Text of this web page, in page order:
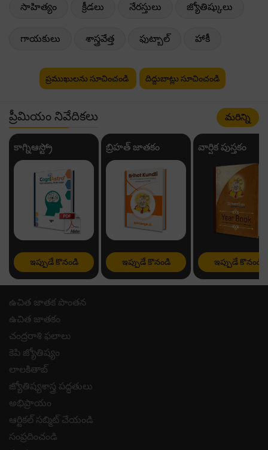
సాహిత్యం క్రీడలు నేరస్తులు జ్యోతిష్కులు
గాయకులు శాస్త్రవేత్త ఫుట్బాల్ హాకీ
ప్రముఖులను సూచించండి దిద్దుబాట్లు సూచించండి
ప్రీమియం నివేదికలు మరిన్ని
కాగ్నిఆస్ట్రో
ఇప్పుడే కొనండి
బ్రిహత్ జాతకం
ఇప్పుడే కొనండి
వార్షిక పుస్తకం
ఇప్పుడే కొనండి
ఉచిత జాతక పొంతన
ఉచిత జాతకం
చంద్రరాశి ఫలాలు
కెపి జ్యోతిష్యం
లాలకితాబ్
జ్యోతిష్యశాస్త్ర పద్ధతులు
అభిప్రాయం
ఆర్టికల్ సబ్మిట్ చేయండి
సంప్రదించండి